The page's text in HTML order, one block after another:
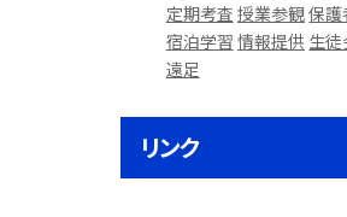
定期考査 授業参観保護
宿泊学習 情報提供 生徒
遠足
リンク